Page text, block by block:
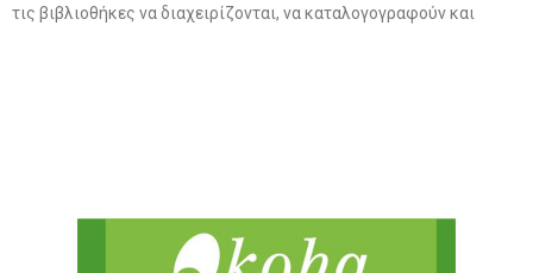
τις βιβλιοθήκες να διαχειρίζονται, να καταλογογραφούν και